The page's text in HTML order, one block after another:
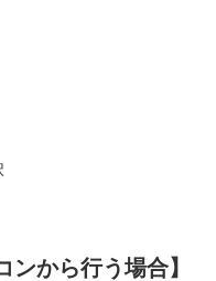
ンから行う場合】